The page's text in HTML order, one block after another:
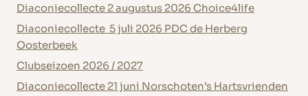
Diaconiecollecte 2 augustus 2026 Choice4life
Diaconiecollecte 5 juli 2026 PDC de Herberg
Oosterbeek
Clubseizoen 2026 / 2027
Diaconiecollecte 21 juni Norschoten’s Hartsvrienden